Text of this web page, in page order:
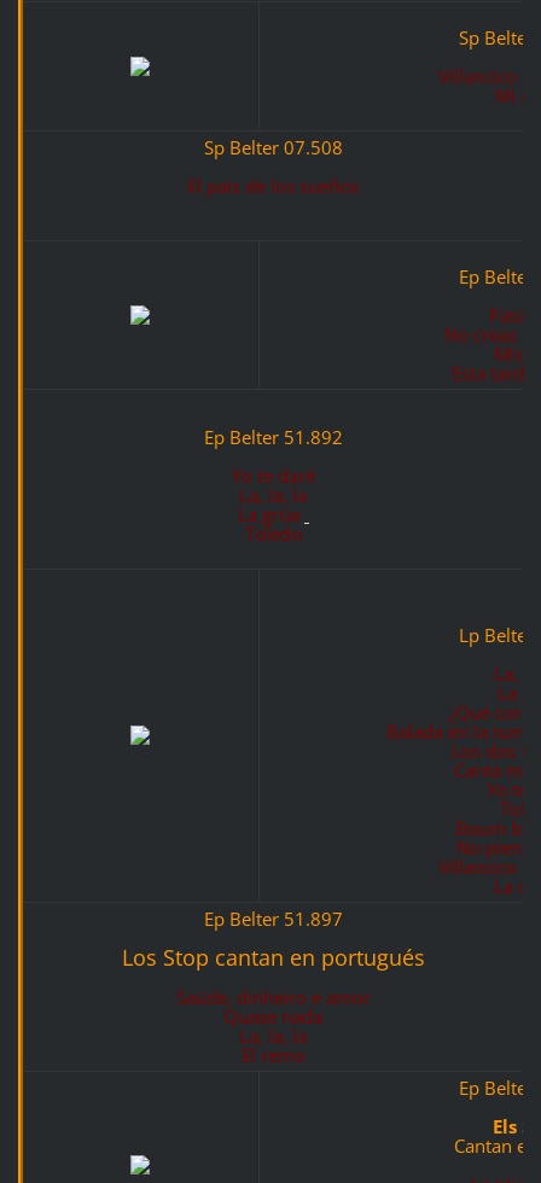
Sp Belter
Villancico
Mi
Sp Belter 07.508
El país de los sueños
Ep
Pata
No creas
Mis
Esta
Ep Belter 51.892
Yo te daré
La, la, la
La grúa
Toledo
Lp Belter
La,
La
¿Qué
Balada en la
Los dos
Canta
Yo te
Boum
No
Villancico
La
Ep Belter 51.897
Los Stop cantan en portugués
Saúde, dinheiro e amor
Quase nada
La, la, la
El remo
Ep
Els
Cantan